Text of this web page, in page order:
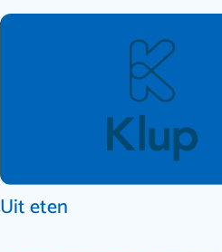
Uit eten